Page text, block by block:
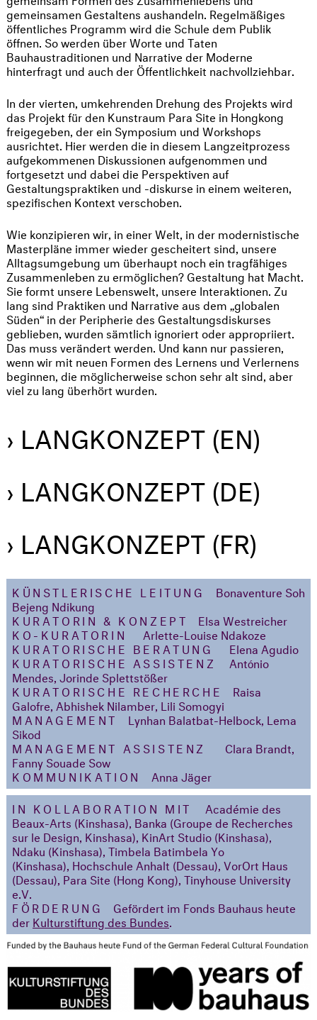
gemeinsamen Gestaltens aushandeln. Regelmäßiges
öffentliches Programm wird die Schule dem Publik
öffnen. So werden über Worte und Taten
Bauhaustraditionen und Narrative der Moderne
hinterfragt und auch der Öffentlichkeit nachvollziehbar.
In der vierten, umkehrenden Drehung des Projekts wird
das Projekt für den Kunstraum Para Site in Hongkong
freigegeben, der ein Symposium und Workshops
ausrichtet. Hier werden die in diesem Langzeitprozess
aufgekommenen Diskussionen aufgenommen und
fortgesetzt und dabei die Perspektiven auf
Gestaltungspraktiken und -diskurse in einem weiteren,
spezifischen Kontext verschoben.
Wie konzipieren wir, in einer Welt, in der modernistische
Masterpläne immer wieder gescheitert sind, unsere
Alltagsumgebung um überhaupt noch ein tragfähiges
Zusammenleben zu ermöglichen? Gestaltung hat Macht.
Sie formt unsere Lebenswelt, unsere Interaktionen. Zu
lang sind Praktiken und Narrative aus dem „globalen
Süden“ in der Peripherie des Gestaltungsdiskurses
geblieben, wurden sämtlich ignoriert oder appropriiert.
Das muss verändert werden. Und kann nur passieren,
wenn wir mit neuen Formen des Lernens und Verlernens
beginnen, die möglicherweise schon sehr alt sind, aber
viel zu lang überhört wurden.
› LANGKONZEPT (EN)
› LANGKONZEPT (DE)
› LANGKONZEPT (FR)
KÜNSTLERISCHE LEITUNG
Bonaventure Soh
Bejeng Ndikung
KURATORIN & KONZEPT
Elsa Westreicher
KO-KURATORIN
Arlette-Louise Ndakoze
KURATORISCHE BERATUNG
Elena Agudio
KURATORISCHE ASSISTENZ António
Mendes, Jorinde Splettstößer
KURATORISCHE RECHERCHE
Raisa
Galofre, Abhishek Nilamber, Lili Somogyi
MANAGEMENT
Lynhan Balatbat-Helbock, Lema
Sikod
MANAGEMENT ASSISTENZ
Clara Brandt,
Fanny Souade Sow
KOMMUNIKATION
Anna Jäger
IN KOLLABORATION MIT
Académie des
Beaux-Arts (Kinshasa), Banka (Groupe de Recherches
sur le Design, Kinshasa), KinArt Studio (Kinshasa),
Ndaku (Kinshasa), Timbela Batimbela Yo
(Kinshasa), Hochschule Anhalt (Dessau), VorOrt Haus
(Dessau), Para Site (Hong Kong), Tinyhouse University
e.V.
FÖRDERUNG
Gefördert im Fonds Bauhaus heute
der Kulturstiftung des Bundes.